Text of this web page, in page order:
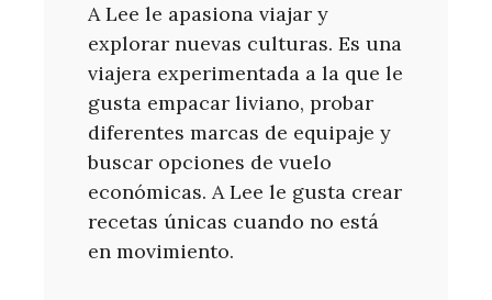
A Lee le apasiona viajar y
explorar nuevas culturas. Es una
viajera experimentada a la que le
gusta empacar liviano, probar
diferentes marcas de equipaje y
buscar opciones de vuelo
económicas. A Lee le gusta crear
recetas únicas cuando no está
en movimiento.